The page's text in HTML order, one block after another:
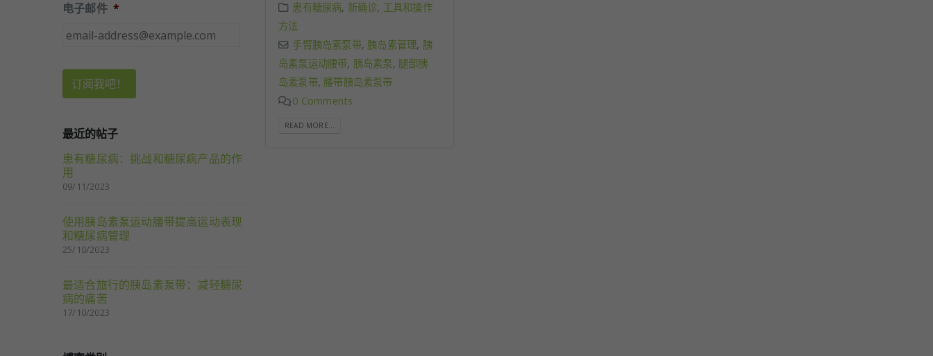
患有糖尿病, 新确诊, 工具和操作
方法
手臂胰岛素泵带, 胰岛素管理, 胰
岛素泵运动腰带, 胰岛素泵, 腿部胰
岛素泵带, 腰带胰岛素泵带
0 Comments
READ MORE...
电子邮件 *
最近的帖子
患有糖尿病：挑战和糖尿病产品的作
用
09/11/2023
使用胰岛素泵运动腰带提高运动表现
和糖尿病管理
25/10/2023
最适合旅行的胰岛素泵带：减轻糖尿
病的痛苦
17/10/2023